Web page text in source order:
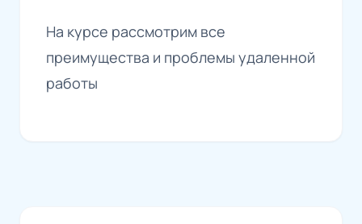
На курсе рассмотрим все
преимущества и проблемы удаленной
работы